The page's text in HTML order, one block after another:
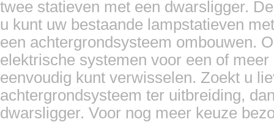
twee statieven met een dwarsligger.
u kunt uw bestaande lampstatieven
een achtergrondsysteem ombouwen.
elektrische systemen voor een of
eenvoudig kunt verwisselen. Zoekt u
achtergrondsysteem ter uitbreiding,
dwarsligger. Voor nog meer keuze